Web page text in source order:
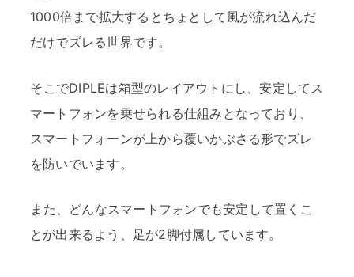
1000倍まで拡大するとちょとして風が流れ込んだ
だけでズレる世界です。
そこでDIPLEは箱型のレイアウトにし、安定してス
マートフォンを乗せられる仕組みとなっており、
スマートフォーンが上から覆いかぶさる形でズレ
を防いでいます。
また、どんなスマートフォンでも安定して置くこ
とが出来るよう、足が2脚付属しています。